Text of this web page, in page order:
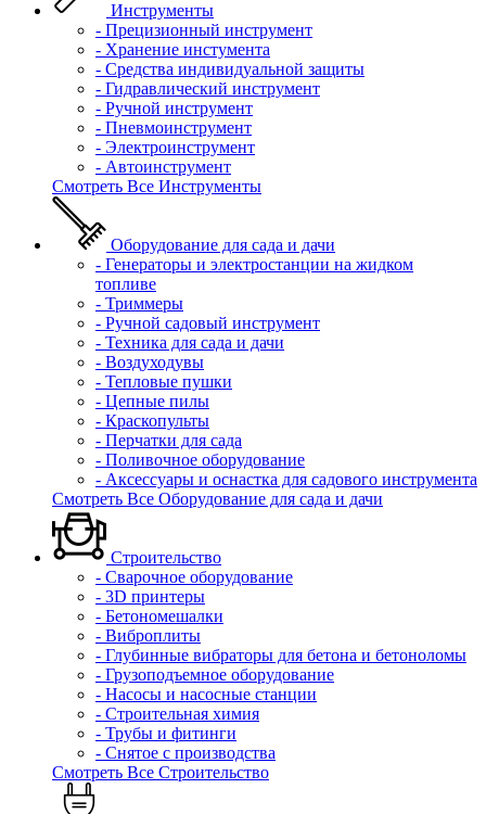
Инструменты
- Прецизионный инструмент
- Хранение инстумента
- Средства индивидуальной защиты
- Гидравлический инструмент
- Ручной инструмент
- Пневмоинструмент
- Электроинструмент
- Автоинструмент
Смотреть Все Инструменты
Оборудование для сада и дачи
- Генераторы и электростанции на жидком
топливе
- Триммеры
- Ручной садовый инструмент
- Техника для сада и дачи
- Воздуходувы
- Тепловые пушки
- Цепные пилы
- Краскопульты
- Перчатки для сада
- Поливочное оборудование
- Аксессуары и оснастка для садового инструмента
Смотреть Все Оборудование для сада и дачи
Строительство
- Сварочное оборудование
- 3D принтеры
- Бетономешалки
- Виброплиты
- Глубинные вибраторы для бетона и бетоноломы
- Грузоподъемное оборудование
- Насосы и насосные станции
- Строительная химия
- Трубы и фитинги
- Снятое с производства
Смотреть Все Строительство